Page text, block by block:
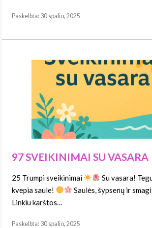
Paskelbta: 30 spalio, 2025
97 SVEIKINIMAI SU VASARA
25 Trumpi sveikinimai
Su vasara!
kvepia saule!
Saulės, šypsenų ir
Linkiu karštos…
Paskelbta: 30 spalio, 2025